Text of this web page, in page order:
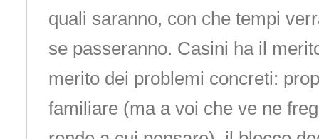
quali saranno, con che tempi
se passeranno. Casini ha il
merito dei problemi concreti:
familiare (ma a voi che ve ne